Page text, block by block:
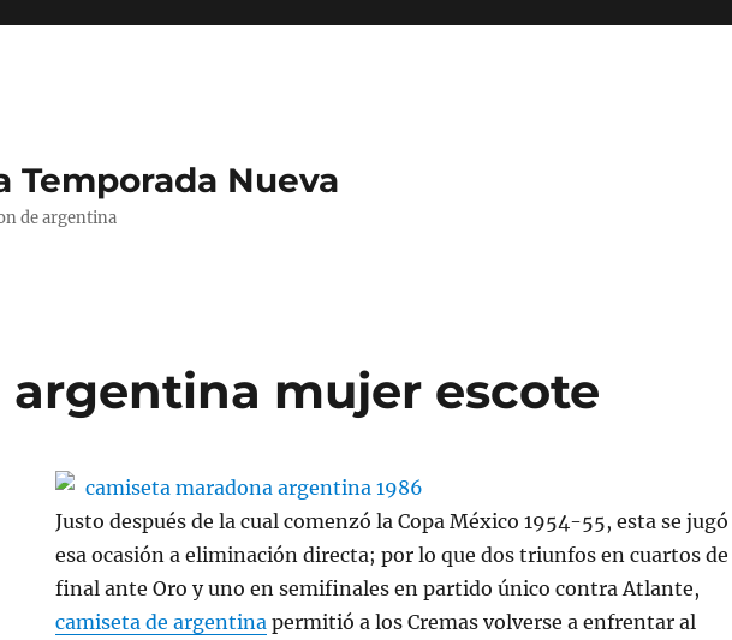
Temporada Nueva
de argentina
argentina mujer escote
Justo después de la cual comenzó la Copa México 1954-55, esta se
esa ocasión a eliminación directa; por lo que dos triunfos en cuartos de
final ante Oro y uno en semifinales en partido único contra Atlante,
camiseta de argentina permitió a los Cremas volverse a enfrentar al